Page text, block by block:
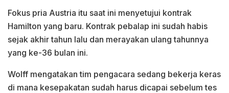
Fokus pria Austria itu saat ini menyetujui kontrak
Hamilton yang baru. Kontrak pebalap ini sudah habis
sejak akhir tahun lalu dan merayakan ulang tahunnya
yang ke-36 bulan ini.
Wolff mengatakan tim pengacara sedang bekerja keras
di mana kesepakatan sudah harus dicapai sebelum tes